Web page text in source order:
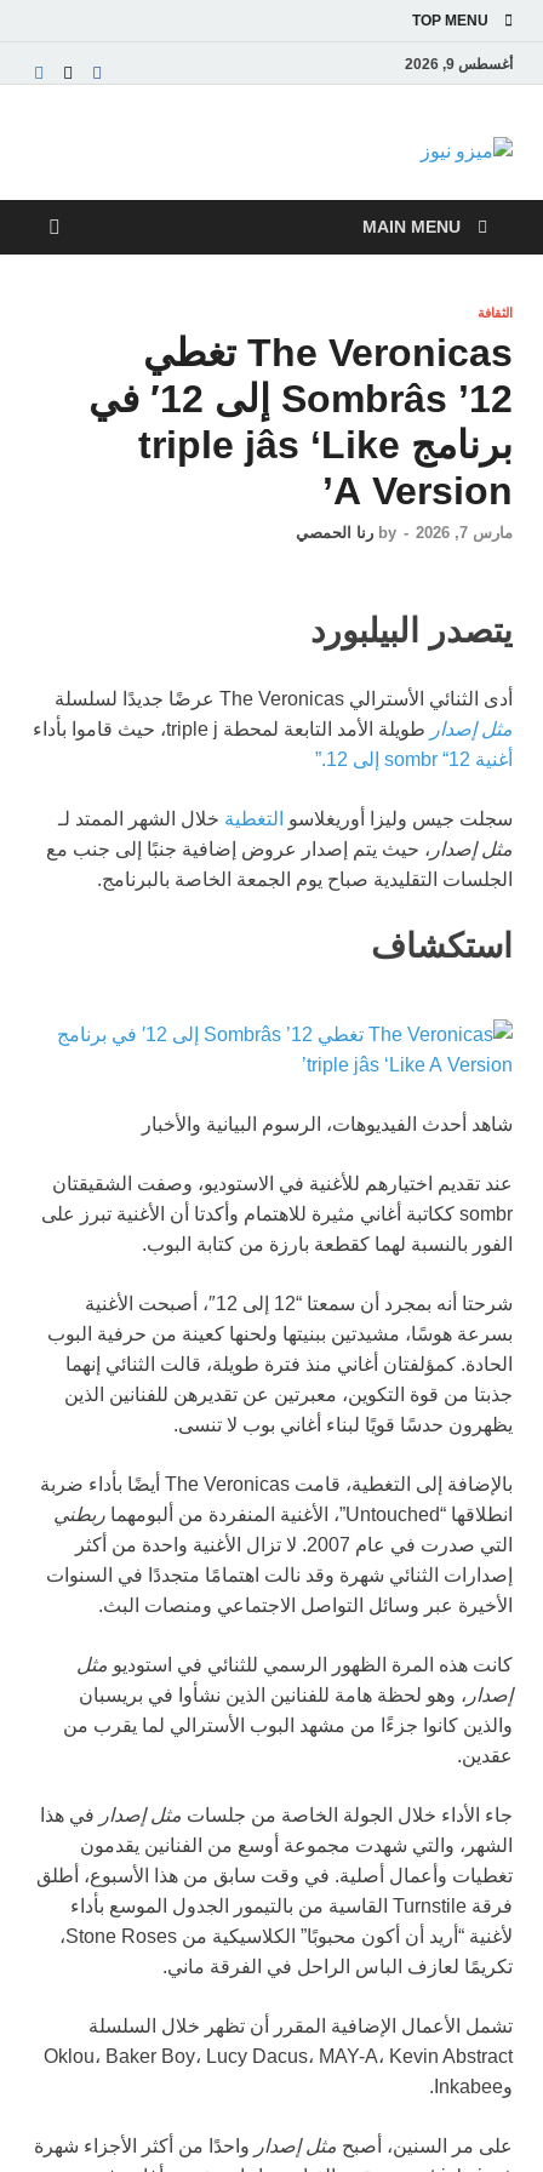
TOP MENU
أغسطس 9, 2026
ميزو نيوز
والاقتصادية
MAIN MENU
الثقافة
The Veronicas تغطي
Sombrâs ’12 إلى 12′ في
برنامج triple jâs ‘Like
A Version’
مارس 7, 2026 -
by رنا الحمصي
يتصدر البيلبورد
أدى الثنائي الأسترالي The Veronicas عرضًا جديدًا لسلسلة
مثل إصدار طويلة الأمد التابعة لمحطة triple j، حيث قاموا بأداء
أغنية sombr “12 إلى 12.”
سجلت جيس وليزا أوريغلاسو التغطية خلال الشهر الممتد لـ
مثل إصدار ، حيث يتم إصدار عروض إضافية جنبًا إلى جنب مع
الجلسات التقليدية صباح يوم الجمعة الخاصة بالبرنامج.
استكشاف
شاهد أحدث الفيديوهات، الرسوم البيانية والأخبار
عند تقديم اختيارهم للأغنية في الاستوديو، وصفت الشقيقتان
sombr ككاتبة أغاني مثيرة للاهتمام وأكدتا أن الأغنية تبرز على
الفور بالنسبة لهما كقطعة بارزة من كتابة البوب.
شرحتا أنه بمجرد أن سمعتا “12 إلى 12″، أصبحت الأغنية
بسرعة هوسًا، مشيدتين ببنيتها ولحنها كعينة من حرفية البوب
الحادة. كمؤلفتان أغاني منذ فترة طويلة، قالت الثنائي إنهما
جذبتا من قوة التكوين، معبرتين عن تقديرهن للفنانين الذين
يظهرون حدسًا قويًا لبناء أغاني بوب لا تنسى.
بالإضافة إلى التغطية، قامت The Veronicas أيضًا بأداء ضربة
انطلاقها “Untouched”، الأغنية المنفردة من ألبومهما
ربطني
التي صدرت في عام 2007. لا تزال الأغنية واحدة من أكثر
إصدارات الثنائي شهرة وقد نالت اهتمامًا متجددًا في السنوات
الأخيرة عبر وسائل التواصل الاجتماعي ومنصات البث.
كانت هذه المرة الظهور الرسمي للثنائي في استوديو مثل
إصدار ، وهو لحظة هامة للفنانين الذين نشأوا في بريسبان
والذين كانوا جزءًا من مشهد البوب الأسترالي لما يقرب من
عقدين.
جاء الأداء خلال الجولة الخاصة من جلسات مثل إصدار في هذا
الشهر، والتي شهدت مجموعة أوسع من الفنانين يقدمون
تغطيات وأعمال أصلية. في وقت سابق من هذا الأسبوع، أطلق
فرقة Turnstile القاسية من بالتيمور الجدول الموسع بأداء
لأغنية “أريد أن أكون محبوبًا” الكلاسيكية من Stone Roses،
تكريمًا لعازف الباس الراحل في الفرقة ماني.
تشمل الأعمال الإضافية المقرر أن تظهر خلال السلسلة
Oklou، Baker Boy، Lucy Dacus، MAY-A، Kevin Abstract
وInkabee.
على مر السنين، أصبح مثل إصدار واحدًا من أكثر الأجزاء شهرة